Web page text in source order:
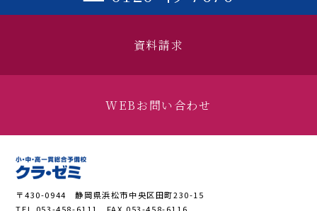
資料請求
WEBお問い合わせ
〒430-0944 静岡県浜松市中央区田町230-15
TEL.053-458-6111 FAX.053-458-6116